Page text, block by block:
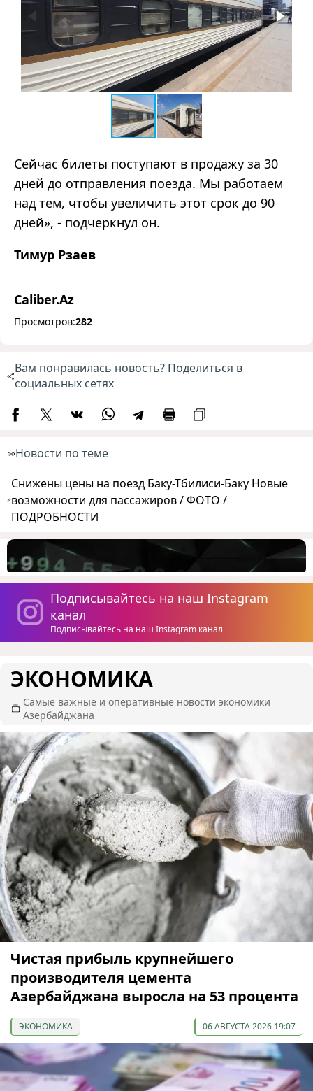
Сейчас билеты поступают в продажу за 30
дней до отправления поезда. Мы работаем
над тем, чтобы увеличить этот срок до 90
дней», - подчеркнул он.
Тимур Рзаев
Caliber.Az
Просмотров:282
Вам понравилась новость? Поделиться в
социальных сетях
Новости по теме
Снижены цены на поезд Баку-Тбилиси-Баку Новые
возможности для пассажиров / ФОТО /
ПОДРОБНОСТИ
Подписывайтесь на наш Instagram
канал
Подписывайтесь на наш Instagram канал
ЭКОНОМИКА
Самые важные и оперативные новости экономики
Азербайджана
Чистая прибыль крупнейшего
производителя цемента
Азербайджана выросла на 53 процента
ЭКОНОМИКА 06 АВГУСТА 2026 19:07